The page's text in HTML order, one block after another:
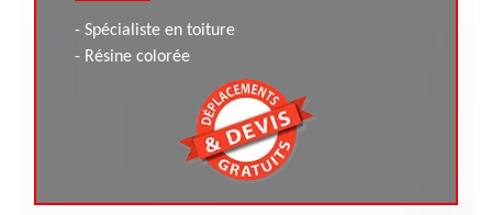
- Spécialiste en toiture
- Résine colorée